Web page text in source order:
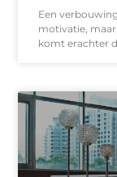
Een
motivatie,
komt erachter